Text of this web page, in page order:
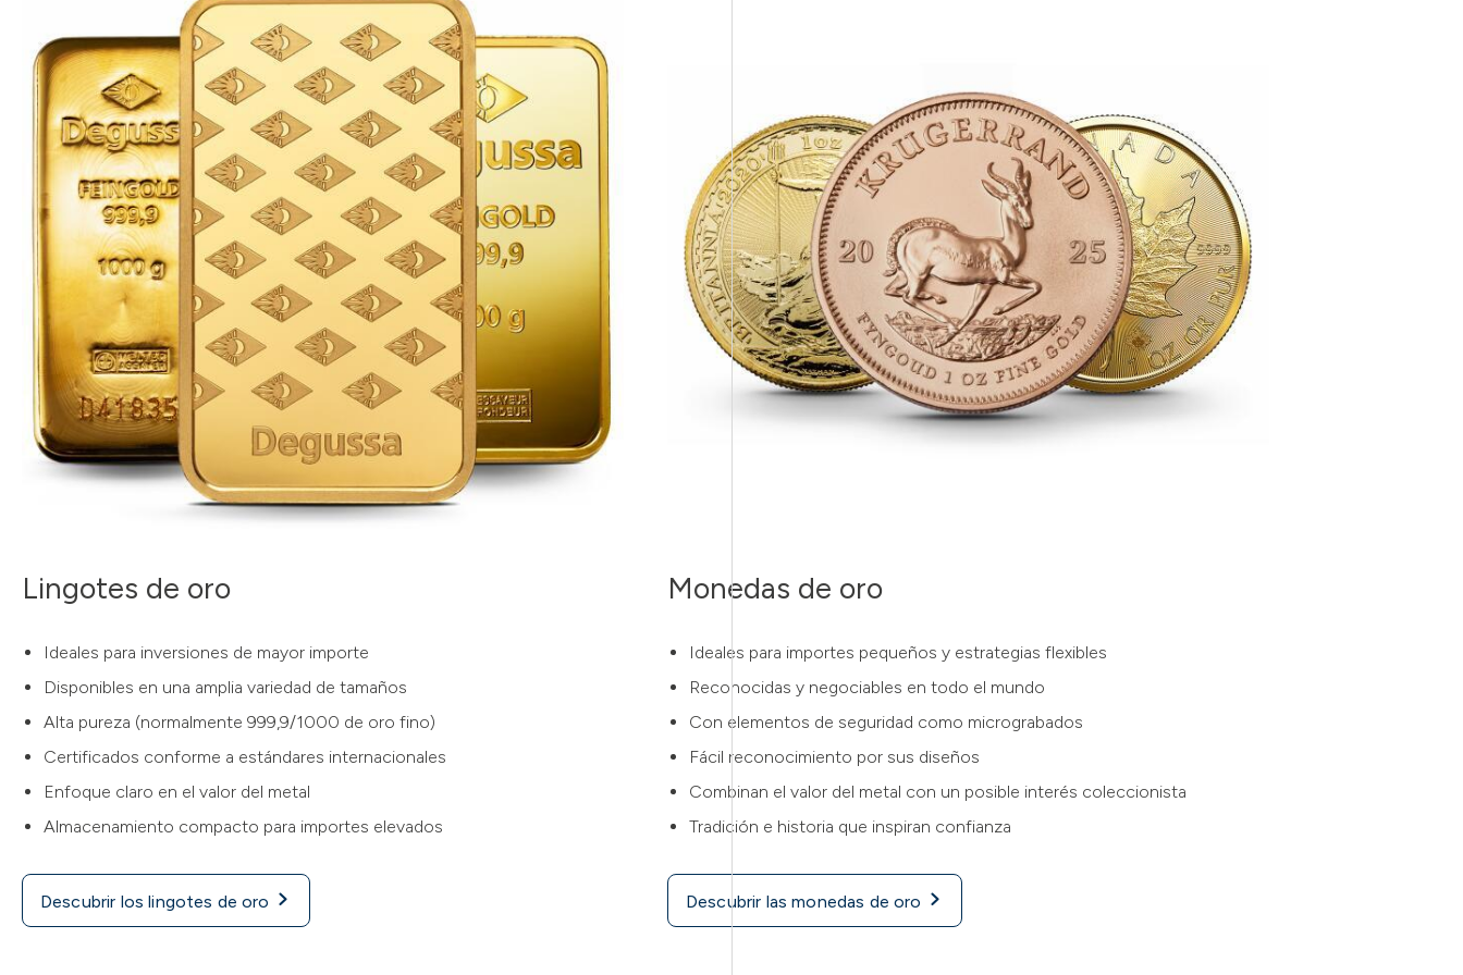
Lingotes de oro
Ideales para inversiones de mayor importe
Disponibles en una amplia variedad de tamaños
Alta pureza (normalmente 999,9/1000 de oro fino)
Certificados conforme a estándares internacionales
Enfoque claro en el valor del metal
Almacenamiento compacto para importes elevados
Descubrir los lingotes de oro
Monedas de oro
Ideales para importes pequeños y estrategias flexibles
Reconocidas y negociables en todo el mundo
Con elementos de seguridad como micrograbados
Fácil reconocimiento por sus diseños
Combinan el valor del metal con un posible interés coleccionista
Tradición e historia que inspiran confianza
Descubrir las monedas de oro